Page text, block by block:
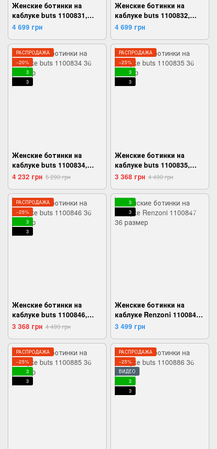
Женские ботинки на
каблуке buts 1100831,
Черный, 36,
4 699 грн
Женские ботинки на
каблуке buts 1100832,
Черный, 36,
4 699 грн
РАСПРОДАЖА
−20%
3
3
Женские ботинки на
каблуке buts 1100834,
Черный, 36,
4 232 грн 5 290 грн
РАСПРОДАЖА
−25%
3
3
Женские ботинки на
каблуке buts 1100835,
Черный, 36,
3 368 грн 4 490 грн
РАСПРОДАЖА
−25%
3
3
Женские ботинки на
каблуке buts 1100846,
Черный, 36,
3 368 грн 4 490 грн
3
3
Женские ботинки на
каблуке Renzoni 1100847,
Черный, 36,
3 499 грн
РАСПРОДАЖА
−25%
3
3
РАСПРОДАЖА
−25%
ВИДЕО
3
3